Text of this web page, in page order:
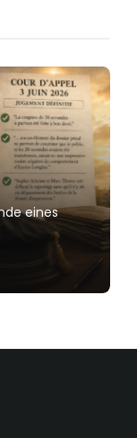
eines